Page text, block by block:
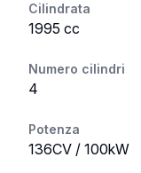
Cilindrata
1995 cc
Numero cilindri
4
Potenza
136CV / 100kW